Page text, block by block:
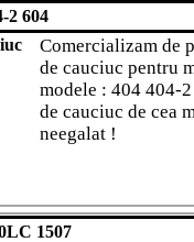
2 604
Comercializam de
de cauciuc pentru
modele : 404 404-
de cauciuc de cea
neegalat !
1507